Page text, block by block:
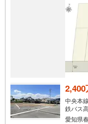
る
・
条
件
中央本
鉄バス
愛知県